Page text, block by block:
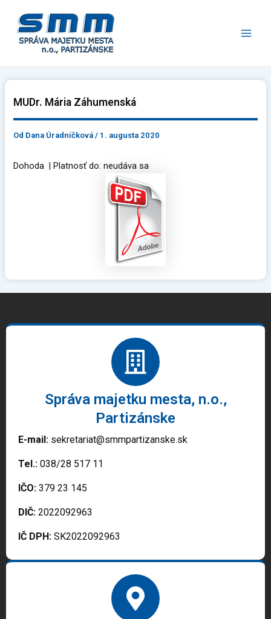
obsah
MUDr. Mária Záhumenská
Od Dana Úradníčková/ 1. augusta 2020
Dohoda | Platnosť do: neudáva sa
Správa majetku mesta, n.o.,
Partizánske
E-mail: sekretariat@smmpartizanske.sk
Tel.: 038/28 517 11
IČO: 379 23 145
DIČ: 2022092963
IČ DPH: SK2022092963